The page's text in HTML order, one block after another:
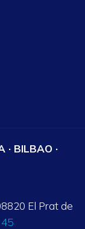
· BILBAO ·
El Prat de